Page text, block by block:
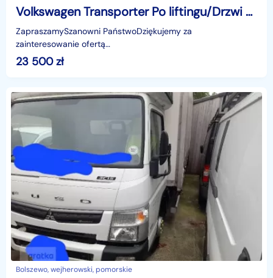
Volkswagen Transporter Po liftingu/Drzwi boczne/Hak/Klimatyz. mrozi/ESP/3 miejsca/z Niemiec
ZapraszamySzanowni PaństwoDziękujemy za
zainteresowanie ofertą
AutazEuropejskichSalonow.pl.czynne:pn-pt 9-18.sob 10-15.
Parkuje w Wejherowo,ul. Orzeszkowej 10,
23 500zł
Bolszewo, wejherowski, pomorskie